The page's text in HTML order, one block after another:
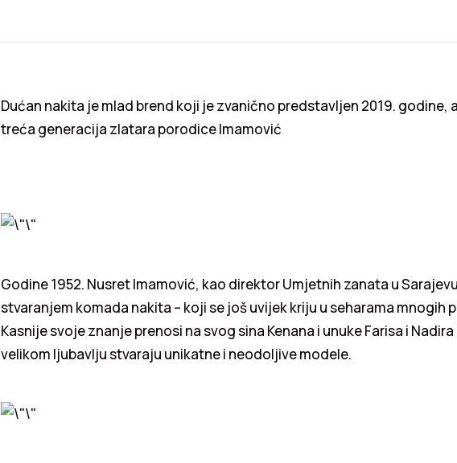
Dućan nakita je mlad brend koji je zvanično predstavljen 2019. godine,
treća generacija zlatara porodice Imamović
Godine 1952. Nusret Imamović, kao direktor Umjetnih zanata u
stvaranjem komada nakita – koji se još uvijek kriju u seharama mnogih
Kasnije svoje znanje prenosi na svog sina Kenana i unuke Farisa i
velikom ljubavlju stvaraju unikatne i neodoljive modele.